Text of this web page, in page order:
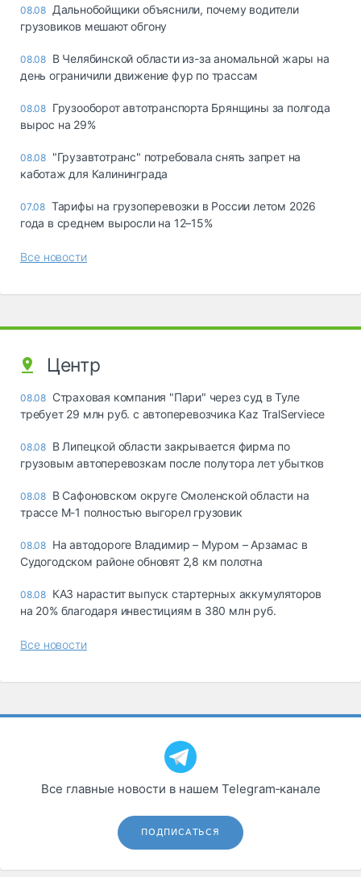
08.08 Дальнобойщики объяснили, почему водители
грузовиков мешают обгону
08.08 В Челябинской области из-за аномальной жары на
день ограничили движение фур по трассам
08.08 Грузооборот автотранспорта Брянщины за полгода
вырос на 29%
08.08 "Грузавтотранс" потребовала снять запрет на
каботаж для Калининграда
07.08 Тарифы на грузоперевозки в России летом 2026
года в среднем выросли на 12–15%
Все новости
Центр
08.08 Страховая компания "Пари" через суд в Туле
требует 29 млн руб. с автоперевозчика Kaz TralServiece
08.08 В Липецкой области закрывается фирма по
грузовым автоперевозкам после полутора лет убытков
08.08 В Сафоновском округе Смоленской области на
трассе М-1 полностью выгорел грузовик
08.08 На автодороге Владимир – Муром – Арзамас в
Судогодском районе обновят 2,8 км полотна
08.08 КАЗ нарастит выпуск стартерных аккумуляторов
на 20% благодаря инвестициям в 380 млн руб.
Все новости
Все главные новости в нашем Telegram‑канале
ПОДПИСАТЬСЯ